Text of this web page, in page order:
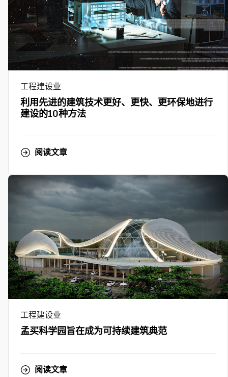
工程建设业
利用先进的建筑技术更好、更快、更环保地进行
建设的10种方法
阅读文章
工程建设业
孟买科学园旨在成为可持续建筑典范
阅读文章